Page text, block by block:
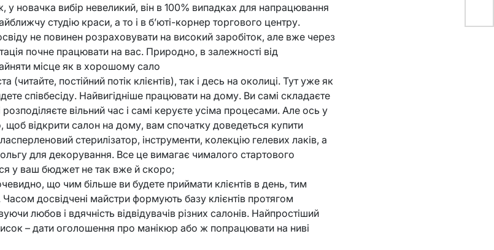
у новачка вибір невеликий, він в 100% випадках для напрацювання
студію краси, а то і в б’юті-корнер торгового центру.
не повинен розраховувати на високий заробіток, але вже через
почне працювати на вас. Природно, в залежності від
місце як в хорошому сало
(читайте, постійний потік клієнтів), так і десь на околиці. Тут уже як
співбесіду. Найвигідніше працювати на дому. Ви самі складаєте
розподіляєте вільний час і самі керуєте усіма процесами. Але ось у
щоб відкрити салон на дому, вам спочатку доведеться купити
стерилізатор, інструменти, колекцію гелевих лаків, а
для декорування. Все це вимагає чималого стартового
у ваш бюджет не так вже й скоро;
що чим більше ви будете приймати клієнтів в день, тим
досвідчені майстри формують базу клієнтів протягом
любов і вдячність відвідувачів різних салонів. Найпростіший
– дати оголошення про манікюр або ж попрацювати на ниві